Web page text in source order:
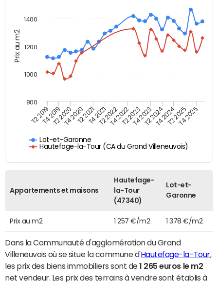
Prix au m2
Lot-et-Garonne
Hautefage-la-Tour (CA du Grand Villeneuvois)
T2 2019T4 2019T2 2020T4 2020T2 2021T4 2021T2 2022T4 2022T2 2023T4 2023T2 2024T4 2024T2 2025T4 2025
800
1000
1200
1400
Appartements et maisons
Hautefage-
la-Tour
(47340)
Lot-et-
Garonne
Prix au m2 1 257 €/m2 1 378 €/m2
Dans la Communauté d'agglomération du Grand
Villeneuvois où se situe la commune d'Hautefage-la-Tour,
les prix des biens immobiliers sont de1 265 euros le m2
net vendeur. Les prix des terrains à vendre sont établis à